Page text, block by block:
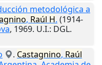
metodológica a
, Raúl H. (1914-
, 1969. U.I.: DGL.
. Castagnino, Raúl